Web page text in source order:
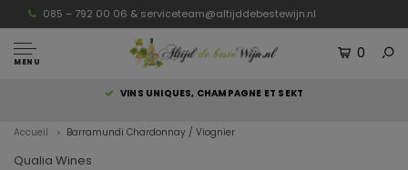
085 – 792 00 06 & serviceteam@altijddebestewijn.nl
MENU
0
VINS UNIQUES, CHAMPAGNE ET SEKT
Accueil Barramundi Chardonnay / Viognier
Qualia Wines